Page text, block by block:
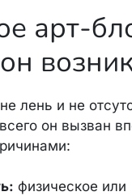
арт-
лень и не
он вызван
физическое или